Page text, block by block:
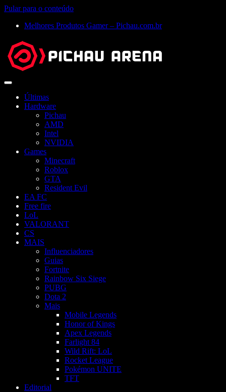
Pular para o conteúdo
Melhores Produtos Gamer – Pichau.com.br
Abrir
Últimas
Hardware
Pichau
AMD
Intel
NVIDIA
Games
Minecraft
Roblox
GTA
Resident Evil
EA FC
Free fire
LoL
VALORANT
CS
MAIS
Influenciadores
Guias
Fortnite
Rainbow Six Siege
PUBG
Dota 2
Mais
Mobile Legends
Honor of Kings
Apex Legends
Farlight 84
Wild Rift: LoL
Rocket League
Pokémon UNITE
TFT
Editorial